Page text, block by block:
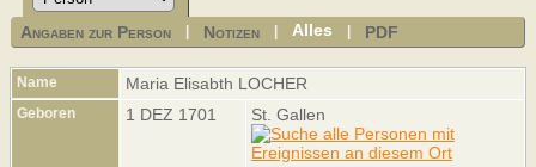
Angaben zur Person Notizen |Alles PDF
Name Maria Elisabth LOCHER
Geboren 1 DEZ 1701 St. Gallen